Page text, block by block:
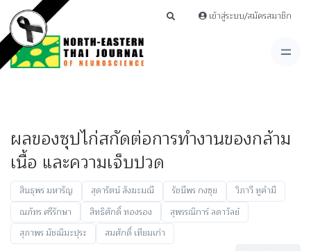
เข้าสู่ระบบ/สมัครสมาชิก
ผลของซุปไก่สกัดต่อการทำงานของกล้าม
เนื้อ และความเจ็บปวด
สินธุพร มหารัญ สุดารัตน์ สังฆะมณี รัชนีพร กงซุย
วิภาวี ทูคำมี
ณภัทร ศรีรักษา
สิทธิศักดิ์ ทองรอง
สุพรรณิการ์ ลดาวัลย์
สุภาพร มัชฌิมะปุระ
สมศักดิ์ เทียมเก่า